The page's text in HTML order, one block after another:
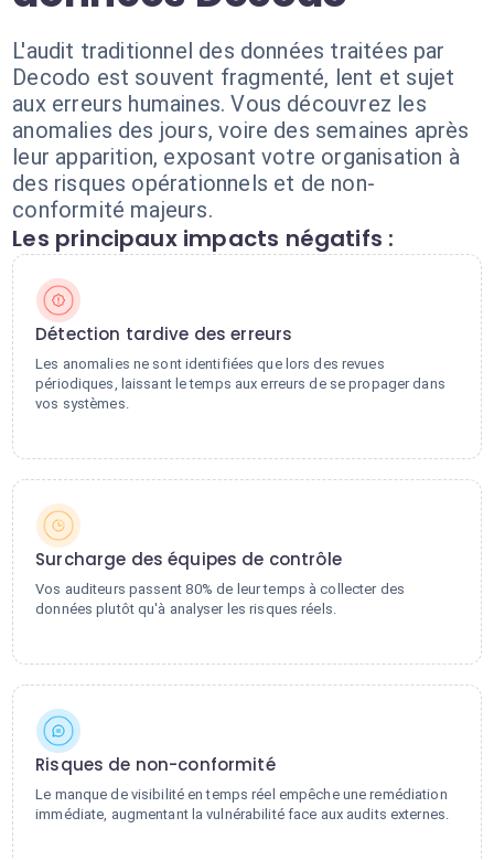
L'audit traditionnel des données traitées par
Decodo est souvent fragmenté, lent et sujet
aux erreurs humaines. Vous découvrez les
anomalies des jours, voire des semaines après
leur apparition, exposant votre organisation à
des risques opérationnels et de non-
conformité majeurs.
Les principaux impacts négatifs :
Détection tardive des erreurs
Les anomalies ne sont identifiées que lors des revues
périodiques, laissant le temps aux erreurs de se propager dans
vos systèmes.
Surcharge des équipes de contrôle
Vos auditeurs passent 80% de leur temps à collecter des
données plutôt qu'à analyser les risques réels.
Risques de non-conformité
Le manque de visibilité en temps réel empêche une remédiation
immédiate, augmentant la vulnérabilité face aux audits externes.